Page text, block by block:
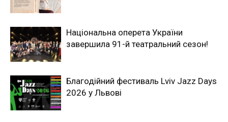
Національна оперета України
завершила 91-й театральний сезон!
Благодійний фестиваль Lviv Jazz Days
2026 у Львові